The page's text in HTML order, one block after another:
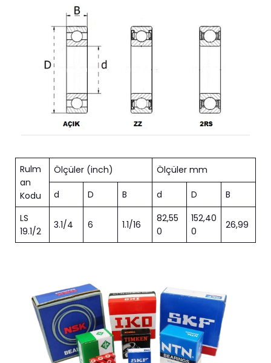
Rulm
an
Kodu
Ölçüler (inch) Ölçüler mm
d D B d D
B
LS
19.1/2
3.1/4 6 1.1/16
82,55
0
152,40
0
26,99